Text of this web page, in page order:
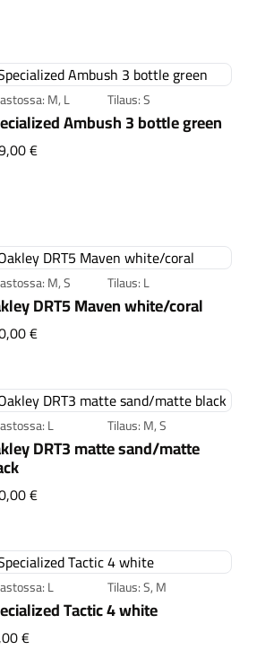
Tarvikkeet
Komponentit
koko valikoima
M, L Tilaus: S
Ambush 3 bottle green
€Specialized Ambush 3 bottle green
M, S Tilaus: L
DRT5 Maven white/coral
€Oakley DRT5 Maven white/coral
L Tilaus: M, S
DRT3 matte sand/matte
€Oakley DRT3 matte sand/matte
L Tilaus: S, M
Tactic 4 white
€Specialized Tactic 4 white